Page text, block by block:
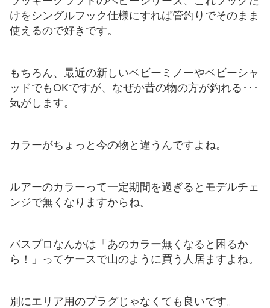
けをシングルフック仕様にすれば管釣りでそのまま
使えるので好きです。
もちろん、最近の新しいベビーミノーやベビーシャ
ッドでもOKですが、なぜか昔の物の方が釣れる･･･
気がします。
カラーがちょっと今の物と違うんですよね。
ルアーのカラーって一定期間を過ぎるとモデルチェ
ンジで無くなりますからね。
バスプロなんかは「あのカラー無くなると困るか
ら！」ってケースで山のように買う人居ますよね。
別にエリア用のプラグじゃなくても良いです。